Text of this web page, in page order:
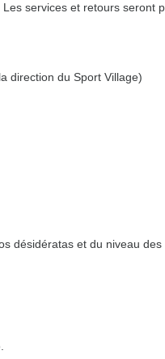
services et retours seront
direction du Sport Village)
désidératas et du niveau des